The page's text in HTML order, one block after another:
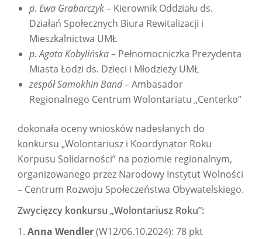
p. Ewa Grabarczyk– Kierownik Oddziału ds.
Działań Społecznych Biura Rewitalizacji i
Mieszkalnictwa UMŁ
p. Agata Kobylińska– Pełnomocniczka Prezydenta
Miasta Łodzi ds. Dzieci i Młodzieży UMŁ
zespół Samokhin Band– Ambasador
Regionalnego Centrum Wolontariatu „Centerko”
dokonała oceny wniosków nadesłanych do
konkursu „Wolontariusz i Koordynator Roku
Korpusu Solidarności” na poziomie regionalnym,
organizowanego przez Narodowy Instytut Wolności
– Centrum Rozwoju Społeczeństwa Obywatelskiego.
Zwycięzcy konkursu „Wolontariusz Roku”:
1. Anna Wendler(W12/06.10.2024): 78 pkt